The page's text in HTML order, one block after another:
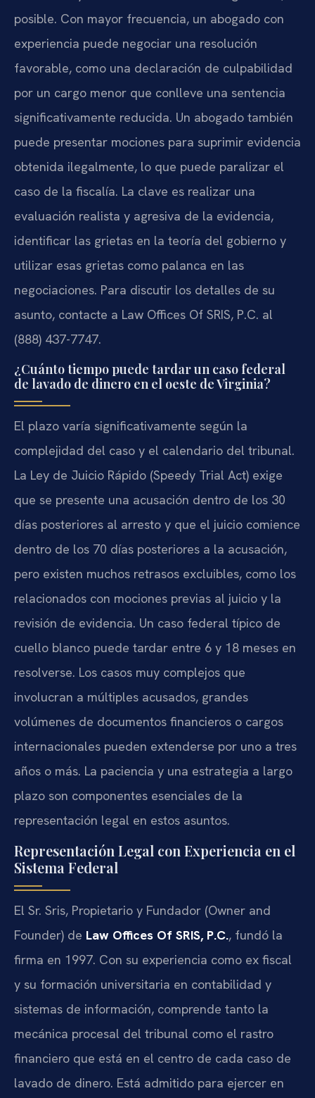
posible. Con mayor frecuencia, un abogado con
experiencia puede negociar una resolución
favorable, como una declaración de culpabilidad
por un cargo menor que conlleve una sentencia
significativamente reducida. Un abogado también
puede presentar mociones para suprimir evidencia
obtenida ilegalmente, lo que puede paralizar el
caso de la fiscalía. La clave es realizar una
evaluación realista y agresiva de la evidencia,
identificar las grietas en la teoría del gobierno y
utilizar esas grietas como palanca en las
negociaciones. Para discutir los detalles de su
asunto, contacte a Law Offices Of SRIS, P.C. al
(888) 437-7747.
¿Cuánto tiempo puede tardar un caso federal
de lavado de dinero en el oeste de Virginia?
El plazo varía significativamente según la
complejidad del caso y el calendario del tribunal.
La Ley de Juicio Rápido (Speedy Trial Act) exige
que se presente una acusación dentro de los 30
días posteriores al arresto y que el juicio comience
dentro de los 70 días posteriores a la acusación,
pero existen muchos retrasos excluibles, como los
relacionados con mociones previas al juicio y la
revisión de evidencia. Un caso federal típico de
cuello blanco puede tardar entre 6 y 18 meses en
resolverse. Los casos muy complejos que
involucran a múltiples acusados, grandes
volúmenes de documentos financieros o cargos
internacionales pueden extenderse por uno a tres
años o más. La paciencia y una estrategia a largo
plazo son componentes esenciales de la
representación legal en estos asuntos.
Representación Legal con Experiencia en el
Sistema Federal
El Sr. Sris, Propietario y Fundador (Owner and
Founder) de Law Offices Of SRIS, P.C., fundó la
firma en 1997. Con su experiencia como ex fiscal
y su formación universitaria en contabilidad y
sistemas de información, comprende tanto la
mecánica procesal del tribunal como el rastro
financiero que está en el centro de cada caso de
lavado de dinero. Está admitido para ejercer en